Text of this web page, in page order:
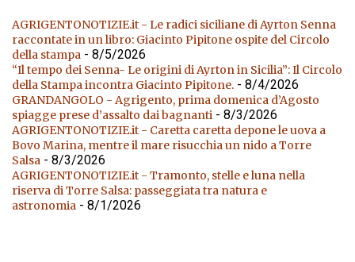
AGRIGENTONOTIZIE.it - Le radici siciliane di Ayrton Senna
raccontate in un libro: Giacinto Pipitone ospite del Circolo
della stampa - 8/5/2026
“Il tempo dei Senna- Le origini di Ayrton in Sicilia”: Il Circolo
della Stampa incontra Giacinto Pipitone. - 8/4/2026
GRANDANGOLO - Agrigento, prima domenica d’Agosto
spiagge prese d’assalto dai bagnanti - 8/3/2026
AGRIGENTONOTIZIE.it - Caretta caretta depone le uova a
Bovo Marina, mentre il mare risucchia un nido a Torre
Salsa - 8/3/2026
AGRIGENTONOTIZIE.it - Tramonto, stelle e luna nella
riserva di Torre Salsa: passeggiata tra natura e
astronomia - 8/1/2026